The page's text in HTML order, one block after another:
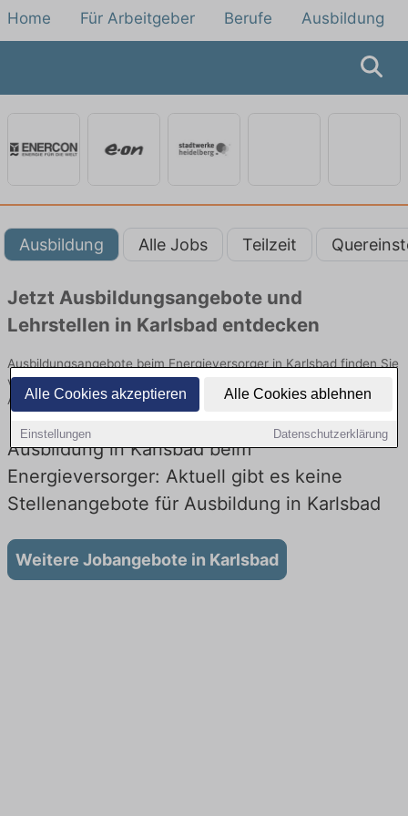
Alle Cookies akzeptieren Alle Cookies ablehnen
Einstellungen Datenschutzerklärung
Home Für Arbeitgeber Berufe Ausbildung
Ausbildung Alle Jobs Teilzeit
Jetzt Ausbildungsangebote und
Lehrstellen in Karlsbad entdecken
Ausbildungsangebote beim Energieversorger in Karlsbad finden Sie
von namhaften Firmen. Entdecken Sie freie Optionen von Top-
Arbeitgebern und bewerben Sie sich noch heute.
Ausbildung in Karlsbad beim
Energieversorger: Aktuell gibt es keine
Stellenangebote für Ausbildung in Karlsbad
Weitere Jobangebote in Karlsbad